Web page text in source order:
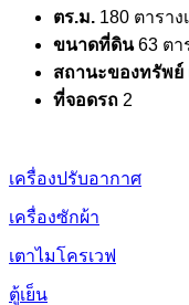
ตร.ม. 180 ตาราง
ขนาดที่ดิน 63 ตา
สถานะของทรัพย์
ที่จอดรถ 2
เครื่องปรับอากาศ
เครื่องซักผ้า
เตาไมโครเวฟ
ตู้เย็น